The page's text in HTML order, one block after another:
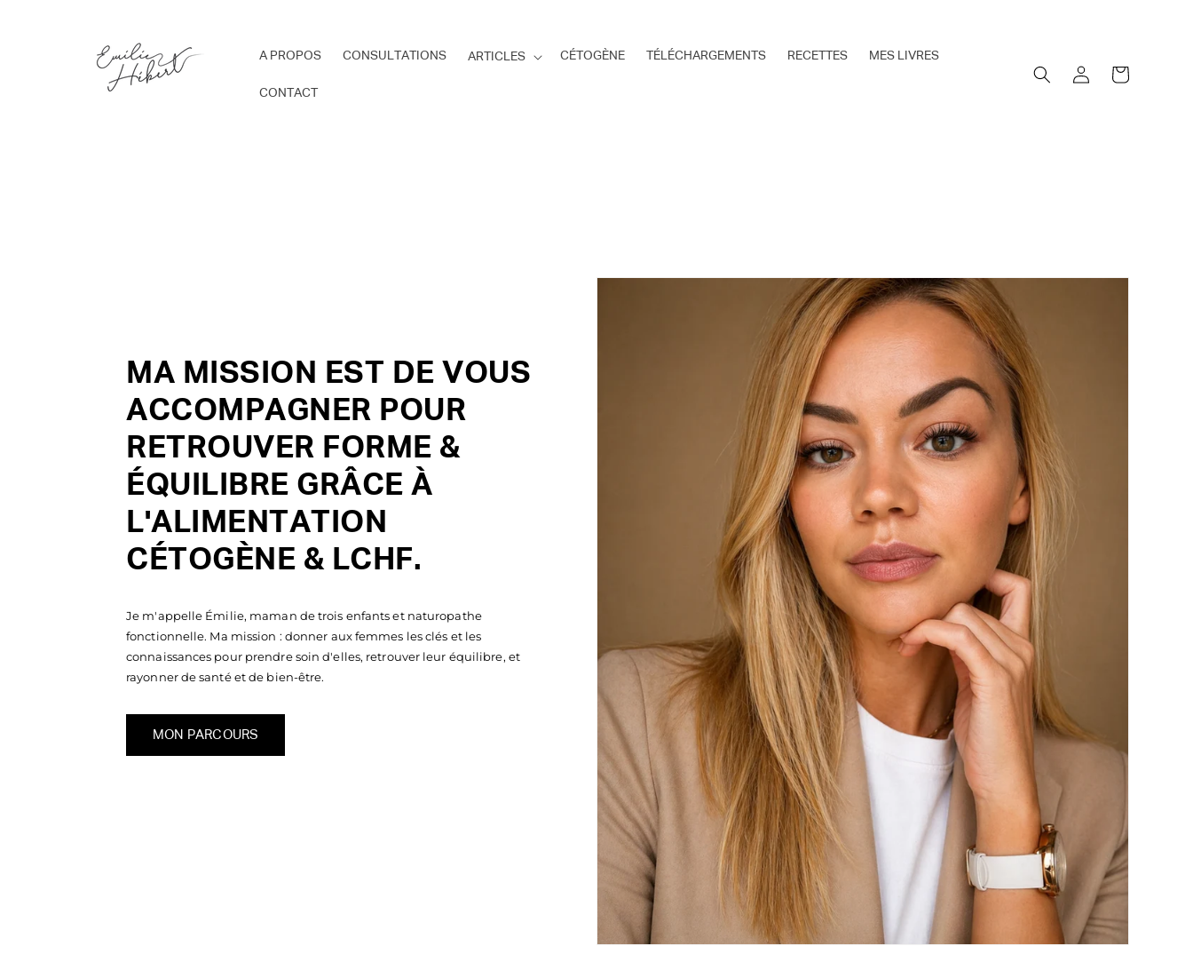
A PROPOS CONSULTATIONS ARTICLES CÉTOGÈNE TÉLÉCHARGEMENTS RECETTES MES LIVRES
CONTACT
CONNEXIONPANIER
MA MISSION EST DE VOUS
ACCOMPAGNER POUR
RETROUVER FORME &
ÉQUILIBRE GRÂCE À
L'ALIMENTATION
CÉTOGÈNE & LCHF.
Je m'appelle Émilie, maman de trois enfants et naturopathe
fonctionnelle. Ma mission : donner aux femmes les clés et les
connaissances pour prendre soin d'elles, retrouver leur équilibre, et
rayonner de santé et de bien-être.
MON PARCOURS